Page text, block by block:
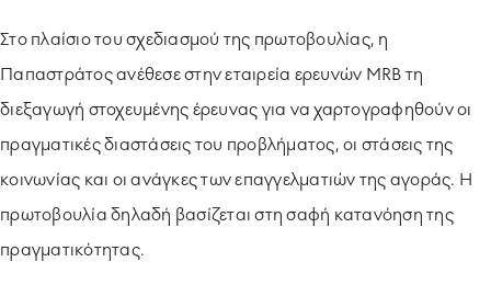
Στο πλαίσιο του σχεδιασμού της πρωτοβουλίας, η
Παπαστράτος ανέθεσε στην εταιρεία ερευνών MRB τη
διεξαγωγή στοχευμένης έρευνας για να χαρτογραφηθούν οι
πραγματικές διαστάσεις του προβλήματος, οι στάσεις της
κοινωνίας και οι ανάγκες των επαγγελματιών της αγοράς. Η
πρωτοβουλία δηλαδή βασίζεται στη σαφή κατανόηση της
πραγματικότητας.